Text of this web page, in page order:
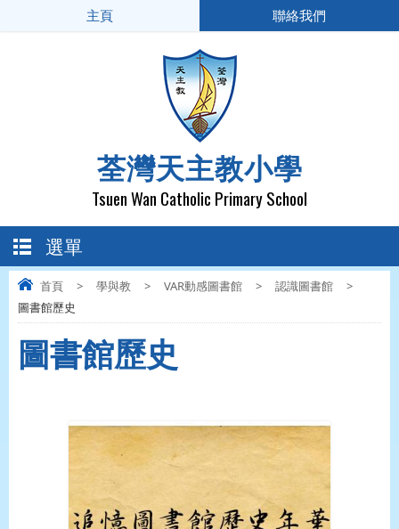
荃灣天主教小學
Tsuen Wan Catholic Primary School
主頁 聯絡我們
選單
首頁 > 學與教 > VAR動感圖書館 > 認識圖書館
>
圖書館歷史
圖書館歷史